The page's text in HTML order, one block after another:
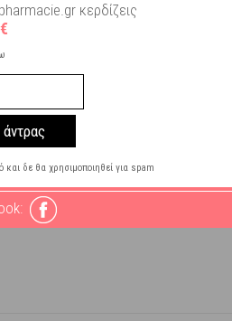
κερδίζεις
άντρας
δε θα χρησιμοποιηθεί για spam